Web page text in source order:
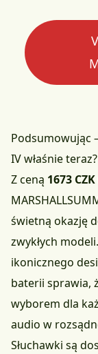
Podsumowując
IV właśnie teraz?
Z ceną 1673 CZK
świetną okazję
zwykłych
ikonicznego
baterii sprawia,
wyborem dla
audio w
Słuchawki są